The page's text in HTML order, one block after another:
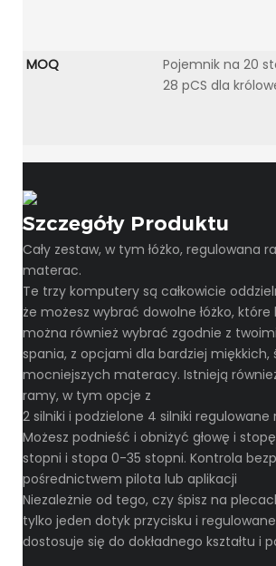
MOQ
Pojemnik na 20
28 pCS dla
Szczegóły Produktu
Cały zestaw, w tym łóżko, regulowana
materac.
Te trzy komputery są całkowicie
że możesz wybrać dowolne łóżko,
można również wybrać zgodnie z
spania, z opcjami dla bardziej miękkich,
mocniejszych materacy. Istnieją
ramy, w tym opcje z
2 silniki i podzielone 4 silniki regulowane
Możesz podnieść i obniżyć głowę i
stopni i stopa 0-35 stopni. Kontrola
pośrednictwem pilota lub aplikacji
Niezależnie od tego, czy śpisz na
tylko jeden dotyk przycisku i
dostosuje się do dokładnego kształtu i